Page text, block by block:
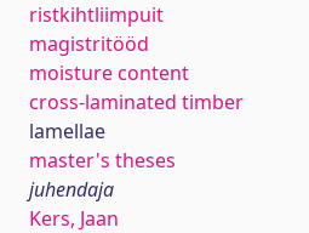
ristkihtliimpuit
magistritööd
moisture content
cross-laminated timber
lamellae
master's theses
juhendaja
Kers, Jaan